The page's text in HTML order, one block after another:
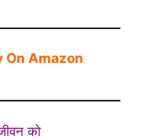
On Amazon
को